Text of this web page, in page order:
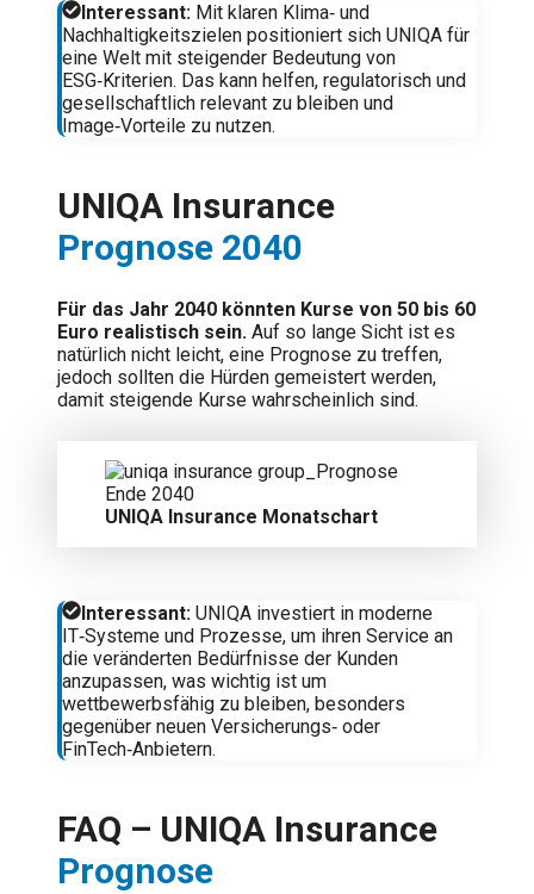
Interessant: Mit klaren Klima‑ und
Nachhaltigkeitszielen positioniert sich UNIQA für
eine Welt mit steigender Bedeutung von
ESG‑Kriterien. Das kann helfen, regulatorisch und
gesellschaftlich relevant zu bleiben und
Image‑Vorteile zu nutzen.
UNIQA Insurance
Prognose 2040
Für das Jahr 2040 könnten Kurse von 50 bis 60
Euro realistisch sein. Auf so lange Sicht ist es
natürlich nicht leicht, eine Prognose zu treffen,
jedoch sollten die Hürden gemeistert werden,
damit steigende Kurse wahrscheinlich sind.
UNIQA Insurance Monatschart
Interessant: UNIQA investiert in moderne
IT‑Systeme und Prozesse, um ihren Service an
die veränderten Bedürfnisse der Kunden
anzupassen, was wichtig ist um
wettbewerbsfähig zu bleiben, besonders
gegenüber neuen Versicherungs‑ oder
FinTech‑Anbietern.
FAQ – UNIQA Insurance
Prognose